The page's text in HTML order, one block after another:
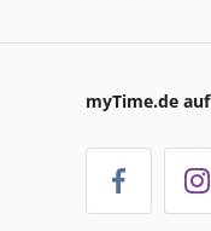
myTime.de auf